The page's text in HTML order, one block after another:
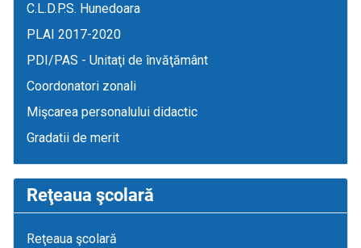
C.L.D.P.S. Hunedoara
PLAI 2017-2020
PDI/PAS - Unitaţi de învăţământ
Coordonatori zonali
Mişcarea personalului didactic
Gradatii de merit
Reţeaua şcolară
Reţeaua şcolară